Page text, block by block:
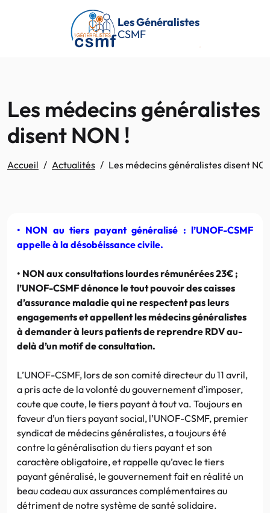
Passer au contenu principal
Les Généralistes
CSMF
Les médecins généralistes
disent NON !
Accueil Actualités Les médecins généralistes disent
• NON au tiers payant généralisé : l’UNOF-CSMF
appelle à la désobéissance civile.
• NON aux consultations lourdes rémunérées 23€ ;
l’UNOF-CSMF dénonce le tout pouvoir des caisses
d’assurance maladie qui ne respectent pas leurs
engagements et appellent les médecins généralistes
à demander à leurs patients de reprendre RDV au-
delà d’un motif de consultation.
L’UNOF-CSMF, lors de son comité directeur du 11 avril,
a pris acte de la volonté du gouvernement d’imposer,
coute que coute, le tiers payant à tout va. Toujours en
faveur d’un tiers payant social, l’UNOF-CSMF, premier
syndicat de médecins généralistes, a toujours été
contre la généralisation du tiers payant et son
caractère obligatoire, et rappelle qu’avec le tiers
payant généralisé, le gouvernement fait en réalité un
beau cadeau aux assurances complémentaires au
détriment de notre système de santé solidaire.